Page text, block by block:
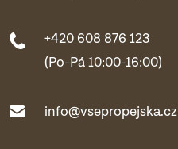
+420 608 876 123
(Po-Pá 10:00-16:00)
info@vsepropejska.cz